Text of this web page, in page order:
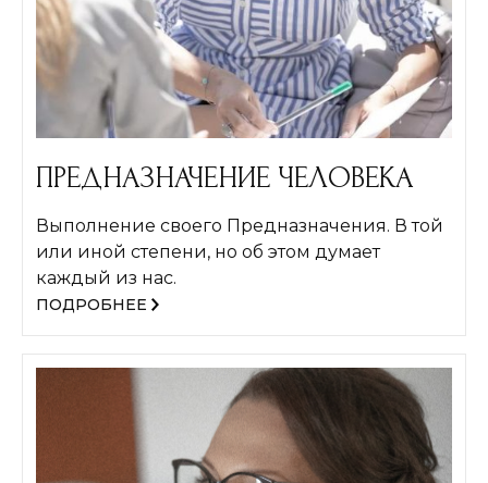
ПРЕДНАЗНАЧЕНИЕ ЧЕЛОВЕКА
Выполнение своего Предназначения. В той
или иной степени, но об этом думает
каждый из нас.
ПОДРОБНЕЕ